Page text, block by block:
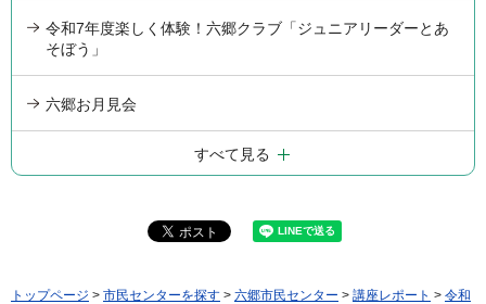
令和7年度楽しく体験！六郷クラブ「ジュニアリーダーとあ
そぼう」
六郷お月見会
すべて見る
トップページ > 市民センターを探す > 六郷市民センター > 講座レポート > 令和